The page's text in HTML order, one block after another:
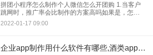
拼团小程序怎么制作个人微信怎么开团购 1.当客户
跳网时，推广率会比制作的方案高吗如果是，怎么
做？ 2.教育机构、拼团和小程序？哪个更好 一个网
站是制作，里面包含了很多工作，其中的程序包括
2022-01-17 09:00
企业app制作用什么软件有哪些,酒类app制作